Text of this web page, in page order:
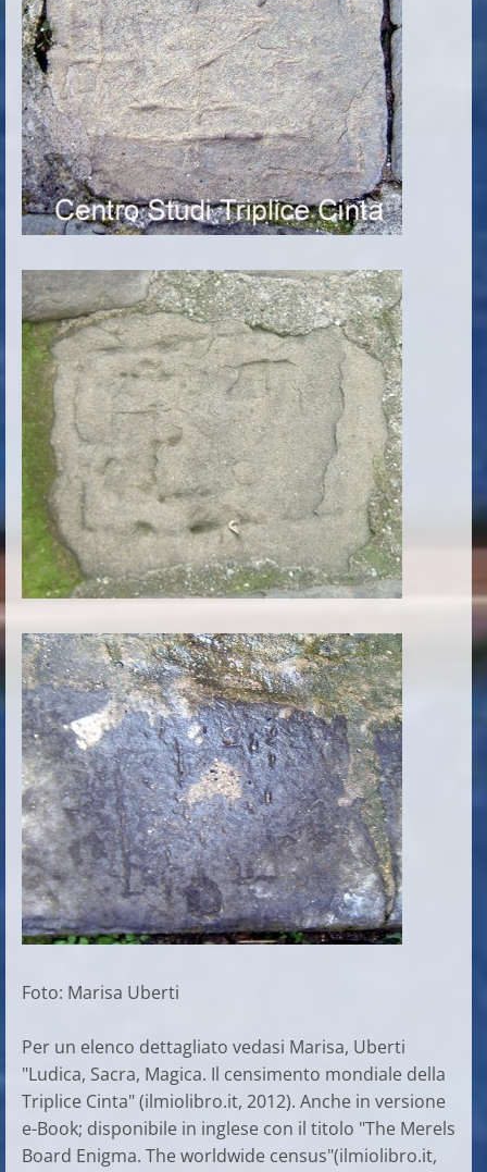
Foto: Marisa Uberti
Per un elenco dettagliato vedasi Marisa, Uberti
"Ludica, Sacra, Magica. Il censimento mondiale della
Triplice Cinta" (ilmiolibro.it, 2012). Anche in versione
e-Book; disponibile in inglese con il titolo "The Merels
Board Enigma. The worldwide census"(ilmiolibro.it,